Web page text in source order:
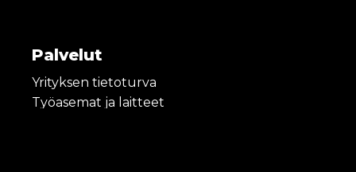
Palvelut
Yrityksen tietoturva
Työasemat ja laitteet